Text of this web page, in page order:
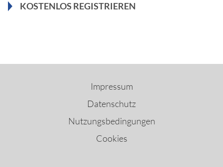
KOSTENLOS REGISTRIEREN
Impressum
Datenschutz
Nutzungsbedingungen
Cookies